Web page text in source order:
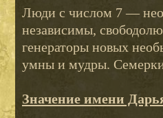
Люди с числом 7 —
независимы,
генераторы новых
умны и мудры.
Значение имени